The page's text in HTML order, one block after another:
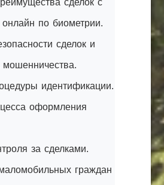
сделок с
по биометрии.
сделок и
идентификации.
оформления
за сделками.
граждан